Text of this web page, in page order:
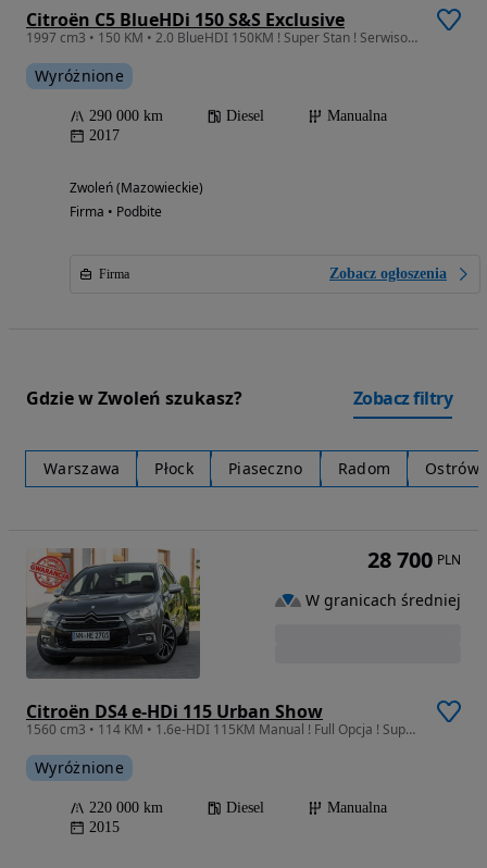
Citroën C5 BlueHDi 150 S&S Exclusive
1997 cm3 • 150 KM • 2.0 BlueHDI 150KM ! Super Stan ! Serwisowany ! po Opłatach ! FV23%
Wyróżnione
290 000 km Diesel
Manualna
2017
Zwoleń (Mazowieckie)
Firma • Podbite
Firma Zobacz ogłoszenia
Gdzie w Zwoleń szukasz? Zobacz filtry
Warszawa Płock Piaseczno Radom Ostrów
Citroën DS4 e-HDi 115 Urban Show
1560 cm3 • 114 KM • 1.6e-HDI 115KM Manual ! Full Opcja ! Super Stan ! Opłacony !
Wyróżnione
220 000 km Diesel
Manualna
2015
28 700 PLN
W granicach średniej